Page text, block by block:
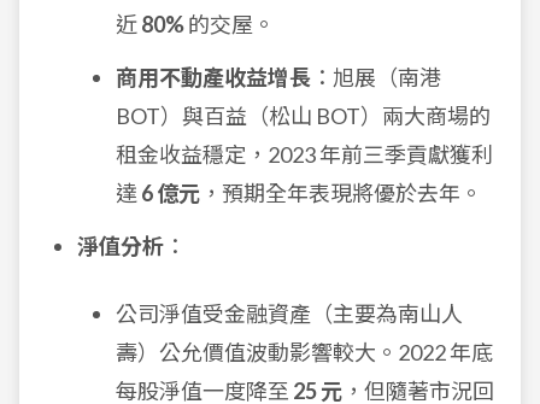
近80%的交屋。
商用不動產收益增長 ：旭展（南港
BOT）與百益（松山 BOT）兩大商場的
租金收益穩定，2023 年前三季貢獻獲利
達 6 億元 ，預期全年表現將優於去年。
淨值分析 ：
公司淨值受金融資產（主要為南山人
壽）公允價值波動影響較大。2022 年底
每股淨值一度降至 25 元 ，但隨著市況回